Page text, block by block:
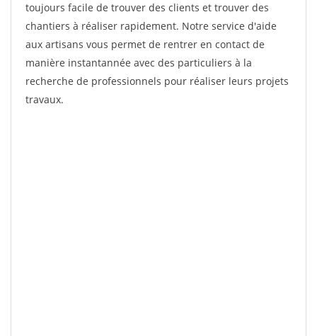
toujours facile de trouver des clients et trouver des
chantiers à réaliser rapidement. Notre service d'aide
aux artisans vous permet de rentrer en contact de
manière instantannée avec des particuliers à la
recherche de professionnels pour réaliser leurs projets
travaux.